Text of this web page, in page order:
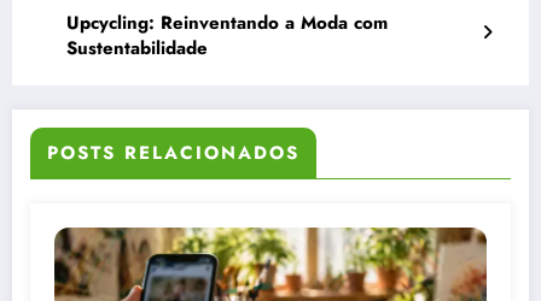
Upcycling: Reinventando a Moda com
Sustentabilidade
POSTS RELACIONADOS